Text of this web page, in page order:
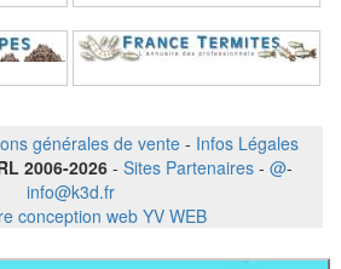
générales de vente - Infos Légales
2006-2026 - Sites Partenaires - @-
info@k3d.fr
conception web YV WEB